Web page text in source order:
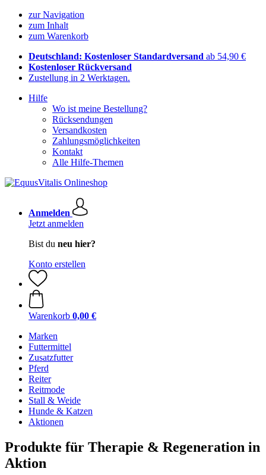
zur Navigation
zum Inhalt
zum Warenkorb
Deutschland: Kostenloser Standardversand ab 54,90 €
Kostenloser Rückversand
Zustellung in 2 Werktagen.
Hilfe
Wo ist meine Bestellung?
Rücksendungen
Versandkosten
Zahlungsmöglichkeiten
Kontakt
Alle Hilfe-Themen
Anmelden
Jetzt anmelden
Bist du neu hier?
Konto erstellen
Warenkorb 0,00 €
Marken
Futtermittel
Zusatzfutter
Pferd
Reiter
Reitmode
Stall & Weide
Hunde & Katzen
Aktionen
Produkte für Therapie & Regeneration in
Aktion